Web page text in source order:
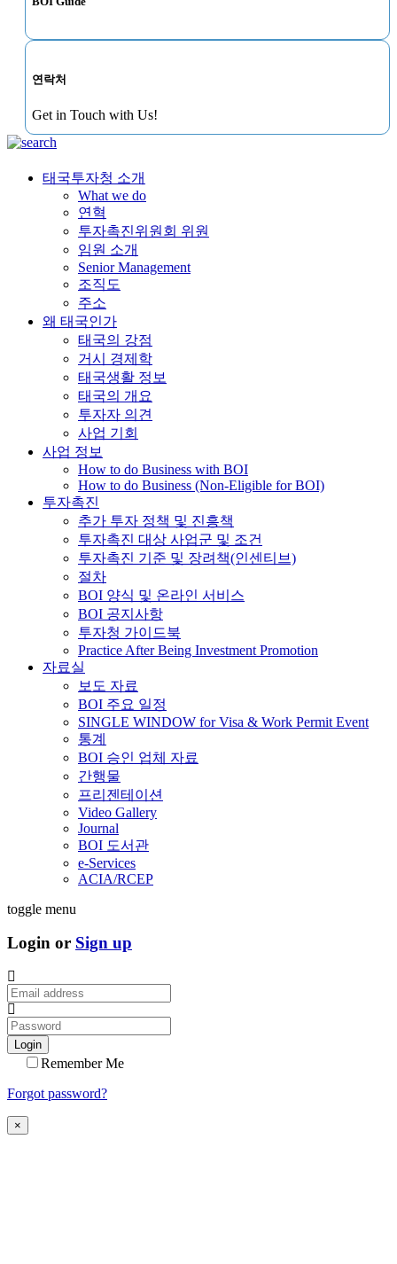
연락처
Get in Touch with Us!
태국투자청 소개
What we do
연혁
투자촉진위원회 위원
임원 소개
Senior Management
조직도
주소
왜 태국인가
태국의 강점
거시 경제학
태국생활 정보
태국의 개요
투자자 의견
사업 기회
사업 정보
How to do Business with BOI
How to do Business (Non-Eligible for BOI)
투자촉진
추가 투자 정책 및 진흥책
투자촉진 대상 사업군 및 조건
투자촉진 기준 및 장려책(인센티브)
절차
BOI 양식 및 온라인 서비스
BOI 공지사항
투자청 가이드북
Practice After Being Investment Promotion
자료실
보도 자료
BOI 주요 일정
SINGLE WINDOW for Visa & Work Permit Event
통계
BOI 승인 업체 자료
간행물
프리젠테이션
Video Gallery
Journal
BOI 도서관
e-Services
ACIA/RCEP
toggle menu
Login or Sign up
Login
Remember Me
Forgot password?
×